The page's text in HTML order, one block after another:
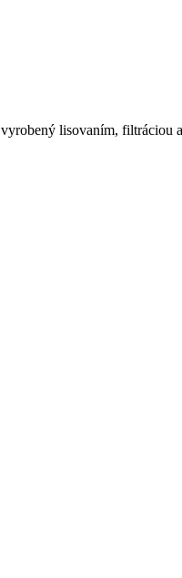
lisovaním, filtráciou